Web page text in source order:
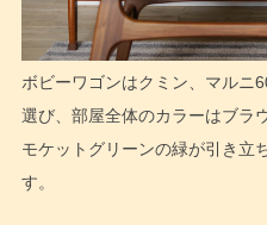
ボビーワゴンはクミン、マルニ
選び、部屋全体のカラーはブラ
モケットグリーンの緑が引き立
す。